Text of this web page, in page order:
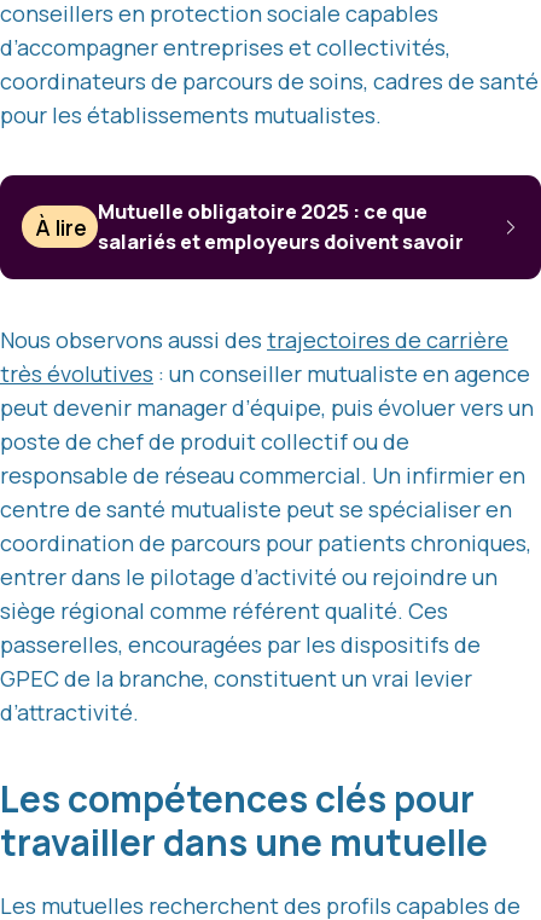
conseillers en protection sociale capables
d’accompagner entreprises et collectivités,
coordinateurs de parcours de soins, cadres de santé
pour les établissements mutualistes.
À lire
Mutuelle obligatoire 2025 : ce que
salariés et employeurs doivent savoir
Nous observons aussi des trajectoires de carrière
très évolutives : un conseiller mutualiste en agence
peut devenir manager d’équipe, puis évoluer vers un
poste de chef de produit collectif ou de
responsable de réseau commercial. Un infirmier en
centre de santé mutualiste peut se spécialiser en
coordination de parcours pour patients chroniques,
entrer dans le pilotage d’activité ou rejoindre un
siège régional comme référent qualité. Ces
passerelles, encouragées par les dispositifs de
GPEC de la branche, constituent un vrai levier
d’attractivité.
Les compétences clés pour
travailler dans une mutuelle
Les mutuelles recherchent des profils capables de